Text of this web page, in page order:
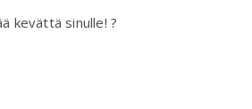
kevättä sinulle! ?